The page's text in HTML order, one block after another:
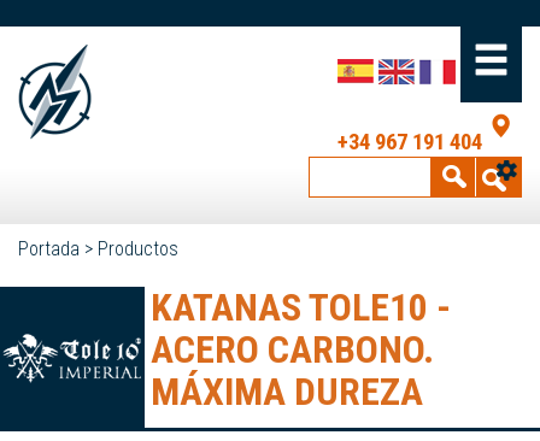
+34 967 191 404
Portada > Productos
KATANAS TOLE10 -
ACERO CARBONO.
MÁXIMA DUREZA